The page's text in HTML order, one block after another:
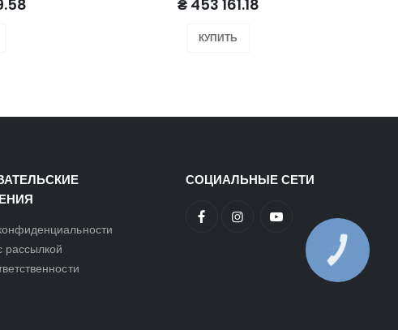
₴ 453 161.18
КУПИТЬ
рассылкой
СОЦИАЛЬНЫЕ СЕТИ
КНОПКА
ЗВ'ЯЗКУ